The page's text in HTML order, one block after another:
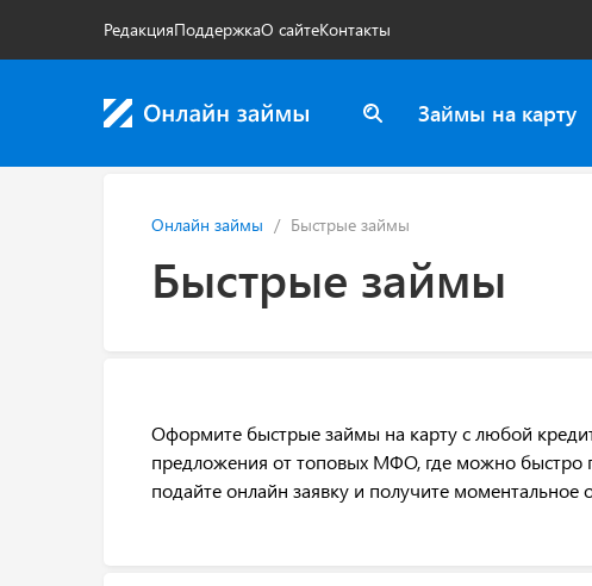
РедакцияПоддержкаО сайтеКонтакты
Займы на карту
Онлайн займы Быстрые займы
Быстрые займы
Оформите быстрые займы на карту с любой
предложения от топовых МФО, где можно быстро
подайте онлайн заявку и получите моментальное